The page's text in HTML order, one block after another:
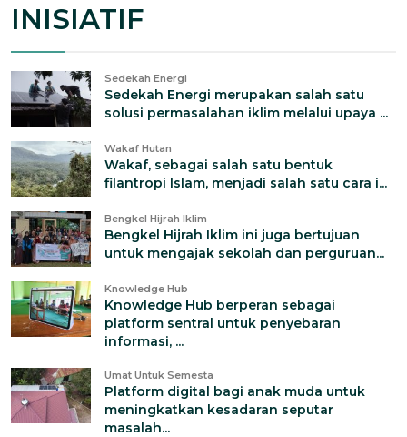
INISIATIF
Sedekah Energi
Sedekah Energi merupakan salah satu
solusi permasalahan iklim melalui upaya ...
Wakaf Hutan
Wakaf, sebagai salah satu bentuk
filantropi Islam, menjadi salah satu cara i...
Bengkel Hijrah Iklim
Bengkel Hijrah Iklim ini juga bertujuan
untuk mengajak sekolah dan perguruan...
Knowledge Hub
Knowledge Hub berperan sebagai
platform sentral untuk penyebaran
informasi, ...
Umat Untuk Semesta
Platform digital bagi anak muda untuk
meningkatkan kesadaran seputar
masalah...